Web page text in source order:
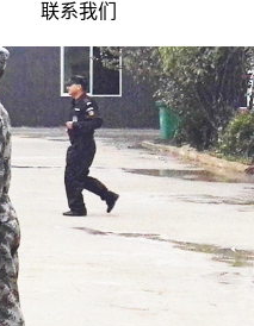
联系我们
联系我们
企业位置
在线留言